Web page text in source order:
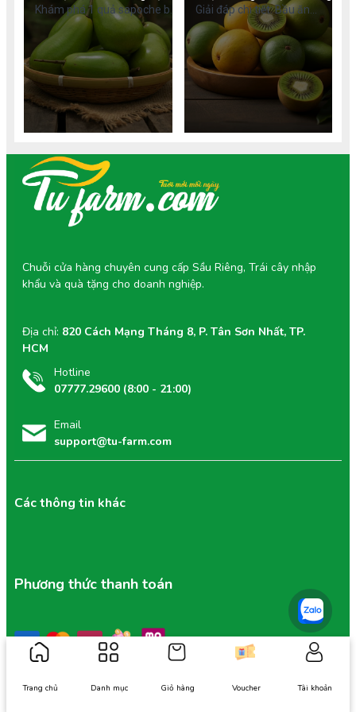
Béo
Khám phá 1 quả sapoche bao
nhiêu calo, lượng calo trong
sinh tố sapoche và bí quyết
ăn hồng xiêm không lo tăng
cân. Tìm hiểu giá trị dinh
dưỡng chi tiết.
Cho Mẹ
Giải đáp chi tiết: Bầu ăn
sapoche được không? Khám
phá 5 lợi ích vàng, liều lượng
an toàn và cách chọn hồng
xiêm chuẩn VietGAP tốt cho
mẹ và thai nhi.
Hotline
07777.29600 (8:00 - 21:00)
Email
support@tu-farm.com
Các thông tin khác
Chuỗi cửa hàng chuyên cung cấp Sầu Riêng, Trái cây nhập
khẩu và quà tặng cho doanh nghiệp.
Địa chỉ: 820 Cách Mạng Tháng 8, P. Tân Sơn Nhất, TP.
HCM
Phương thức thanh toán
Thông tin
Trang chủ Danh mục Giỏ hàng Voucher Tài khoản